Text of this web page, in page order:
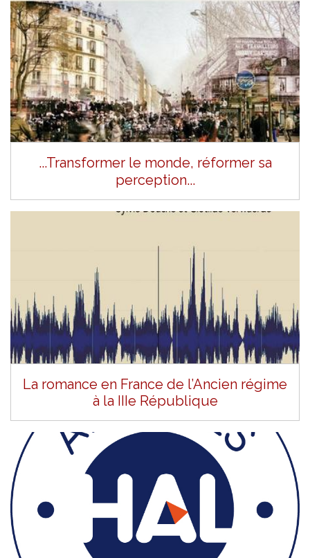
...Transformer le monde, réformer sa
perception...
La romance en France de l’Ancien régime
à la IIIe République